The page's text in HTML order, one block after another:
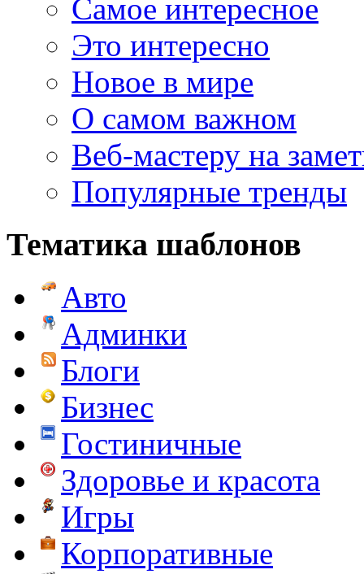
Самое интересное
Это интересно
Новое в мире
О самом важном
Веб-мастеру на
Популярные тренды
Тематика шаблонов
Авто
Админки
Блоги
Бизнес
Гостиничные
Здоровье и красота
Игры
Корпоративные